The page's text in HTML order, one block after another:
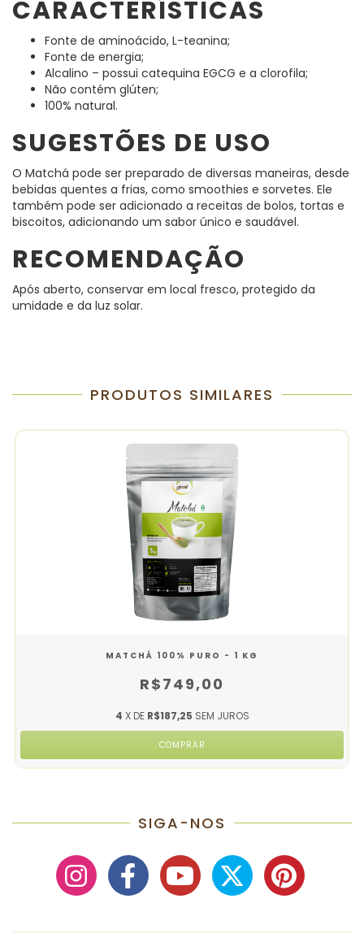
CARACTERÍSTICAS
Fonte de aminoácido, L-teanina;
Fonte de energia;
Alcalino – possui catequina EGCG e a clorofila;
Não contém glúten;
100% natural.
SUGESTÕES DE USO
O Matchá pode ser preparado de diversas maneiras, desde
bebidas quentes a frias, como smoothies e sorvetes. Ele
também pode ser adicionado a receitas de bolos, tortas e
biscoitos, adicionando um sabor único e saudável.
RECOMENDAÇÃO
Após aberto, conservar em local fresco, protegido da
umidade e da luz solar.
PRODUTOS SIMILARES
MATCHÁ 100% PURO - 1 KG
R$749,00
4 X DE R$187,25 SEM JUROS
SIGA-NOS